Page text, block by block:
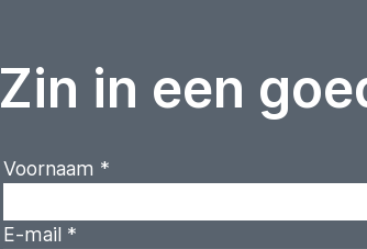
Zin in een
Voornaam *
E-mail *